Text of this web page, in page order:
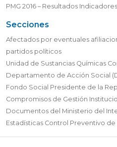
PMG 2016 – Resultados
Secciones
Afectados por eventuales
partidos políticos
Unidad de Sustancias Químicas
Departamento de Acción Social
Fondo Social Presidente de la
Compromisos de Gestión
Documentos del Ministerio del
Estadísticas Control Preventivo